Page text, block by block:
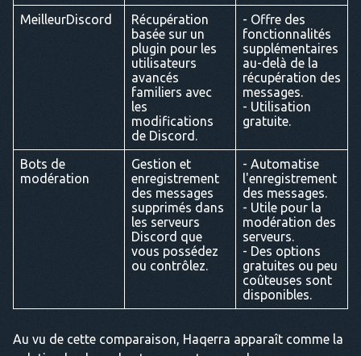
MeilleurDiscord
Récupération
basée sur un
plugin pour les
utilisateurs
avancés
familiers avec
les
modifications
de Discord.
- Offre des
fonctionnalités
supplémentaires
au-delà de la
récupération des
messages.
- Utilisation
gratuite.
Bots de
modération
Gestion et
enregistrement
des messages
supprimés dans
les serveurs
Discord que
vous possédez
ou contrôlez.
- Automatise
l'enregistrement
des messages.
- Utile pour la
modération des
serveurs.
- Des options
gratuites ou peu
coûteuses sont
disponibles.
Au vu de cette comparaison, Haqerra apparaît comme la